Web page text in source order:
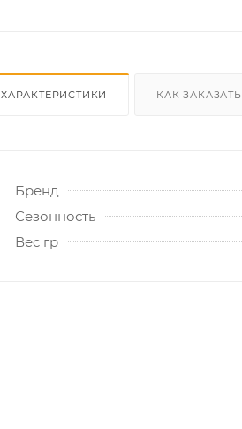
ХАРАКТЕРИСТИКИ КАК ЗАКАЗАТЬ
Бренд
Сезонность
Вес гр